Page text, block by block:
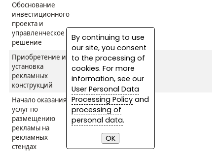
Обоснование
инвестиционного
проекта и
управленческое
решение
Приобретение и
установка
рекламных
конструкций
Начало оказания
услуг по
размещению
рекламы на
рекламных
стендах
By continuing to use
our site, you consent
to the processing of
cookies. For more
information, see our
User Personal Data
Processing Policy and
processing of
personal data.